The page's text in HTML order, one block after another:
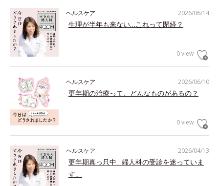
2026/06/14
ヘルスケア
生理が半年も来ない…これって閉経？
0 view
2026/06/10
ヘルスケア
更年期の治療って、どんなものがあるの？
0 view
2026/04/13
ヘルスケア
更年期真っ只中…婦人科の受診を迷っていま
す。